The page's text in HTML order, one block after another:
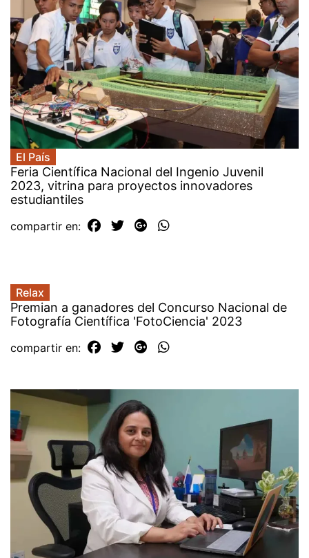
El País
Feria Científica Nacional del Ingenio Juvenil
2023, vitrina para proyectos innovadores
estudiantiles
compartir en:
Relax
Premian a ganadores del Concurso Nacional de
Fotografía Científica 'FotoCiencia' 2023
compartir en: